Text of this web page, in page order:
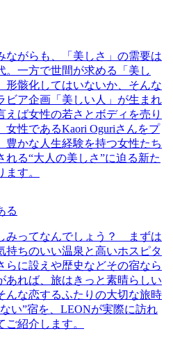
ながらも、「美しさ」の需要は
。一方で世間が求める「美し
形骸化してはいないか、そんな
ビア企画「美しい人」が生まれ
えば女性の若さとボディを売り
女性であるKaori Oguriさんをプ
豊かな人生経験を持つ女性たち
れる“大人の美しさ”に迫る新た
す。
る
みってなんでしょう？ まずは
持ちのいい温泉と高いホスピタ
らに設えや歴史などその宿なら
あれば、旅はきっと素晴らしい
んな恋するふたりの大切な旅時
い”宿を、LEONが実際に訪れ
紹介します。